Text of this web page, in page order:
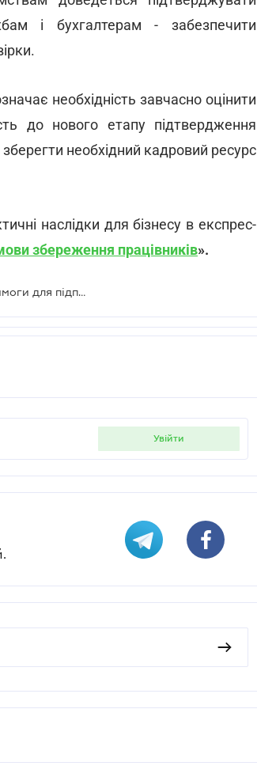
і бухгалтерам - забезпечити
необхідність завчасно оцінити
до нового етапу підтвердження
необхідний кадровий ресурс
наслідки для бізнесу в експрес-
збереження працівників».
Зміни в бронюванні працівників: нові фінансові вимоги для підприємств
увійти